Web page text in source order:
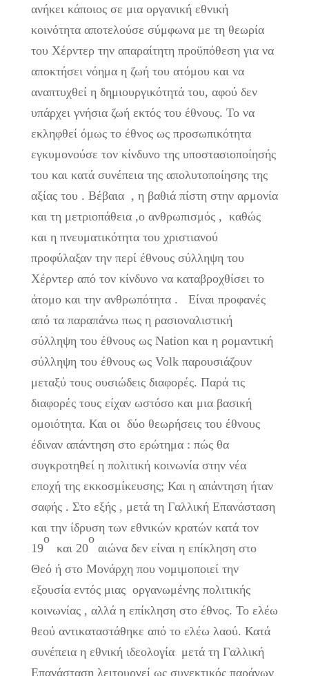
ανήκει κάποιος σε μια οργανική εθνική
κοινότητα αποτελούσε σύμφωνα με τη θεωρία
του Χέρντερ την απαραίτητη προϋπόθεση για να
αποκτήσει νόημα η ζωή του ατόμου και να
αναπτυχθεί η δημιουργικότητά του, αφού δεν
υπάρχει γνήσια ζωή εκτός του έθνους. Το να
εκληφθεί όμως το έθνος ως προσωπικότητα
εγκυμονούσε τον κίνδυνο της υποστασιοποίησής
του και κατά συνέπεια της απολυτοποίησης της
αξίας του . Βέβαια , η βαθιά πίστη στην αρμονία
και τη μετριοπάθεια ,ο ανθρωπισμός , καθώς
και η πνευματικότητα του χριστιανού
προφύλαξαν την περί έθνους σύλληψη του
Χέρντερ από τον κίνδυνο να καταβροχθίσει το
άτομο και την ανθρωπότητα . Είναι προφανές
από τα παραπάνω πως η ρασιοναλιστική
σύλληψη του έθνους ως Nation και η ρομαντική
σύλληψη του έθνους ως Volk παρουσιάζουν
μεταξύ τους ουσιώδεις διαφορές. Παρά τις
διαφορές τους είχαν ωστόσο και μια βασική
ομοιότητα. Και οι δύο θεωρήσεις του έθνους
έδιναν απάντηση στο ερώτημα : πώς θα
συγκροτηθεί η πολιτική κοινωνία στην νέα
εποχή της εκκοσμίκευσης; Και η απάντηση ήταν
σαφής . Στο εξής , μετά τη Γαλλική Επανάσταση
και την ίδρυση των εθνικών κρατών κατά τον
19
ο
και 20
ο
αιώνα δεν είναι η επίκληση στο
Θεό ή στο Μονάρχη που νομιμοποιεί την
εξουσία εντός μιας οργανωμένης πολιτικής
κοινωνίας , αλλά η επίκληση στο έθνος. Το ελέω
θεού αντικαταστάθηκε από το ελέω λαού. Κατά
συνέπεια η εθνική ιδεολογία μετά τη Γαλλική
Επανάσταση λειτουργεί ως συνεκτικός παράγων